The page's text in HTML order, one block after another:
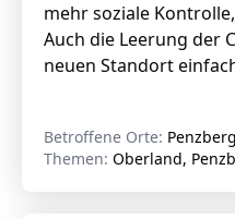
mehr soziale
Auch die Leerung der
neuen Standort
Betroffene Orte: Penzberg
Themen: Oberland,